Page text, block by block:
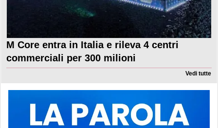
M Core entra in Italia e rileva 4 centri
commerciali per 300 milioni
Vedi tutte